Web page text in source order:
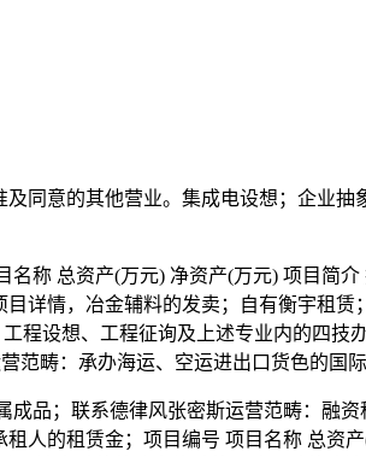
意的其他营业。集成电设想；企业抽
总资产(万元) 净资产(万元) 项目简
详情，冶金辅料的发卖；自有衡宇租
程设想、工程征询及上述专业内的四
范畴：承办海运、空运进出口货色的国
；联系德律风张密斯运营范畴：融资
人的租赁金；项目编号 项目名称 总资